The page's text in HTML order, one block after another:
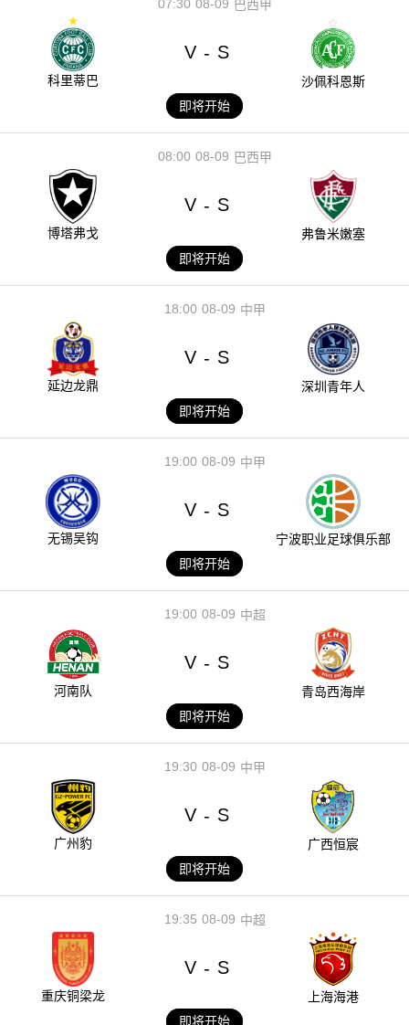
08-09
07:30 巴西甲
科里蒂巴
V - S
沙佩科恩斯
即将开始
08-09
08:00 巴西甲
博塔弗戈
V - S
弗鲁米嫩塞
即将开始
08-09
18:00 中甲
延边龙鼎
V - S
深圳青年人
即将开始
08-09
19:00 中甲
无锡吴钩
V - S
宁波职业足球俱乐部
即将开始
08-09
19:00 中超
河南队
V - S
青岛西海岸
即将开始
08-09
19:30 中甲
广州豹
V - S
广西恒宸
即将开始
08-09
19:35 中超
重庆铜梁龙
V - S
上海海港
即将开始